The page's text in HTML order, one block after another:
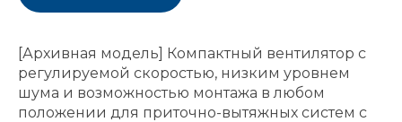
[Архивная модель] Компактный вентилятор с
регулируемой скоростью, низким уровнем
шума и возможностью монтажа в любом
положении для приточно-вытяжных систем с